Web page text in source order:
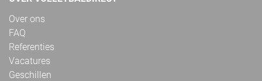
Over ons
FAQ
Referenties
Vacatures
Geschillen